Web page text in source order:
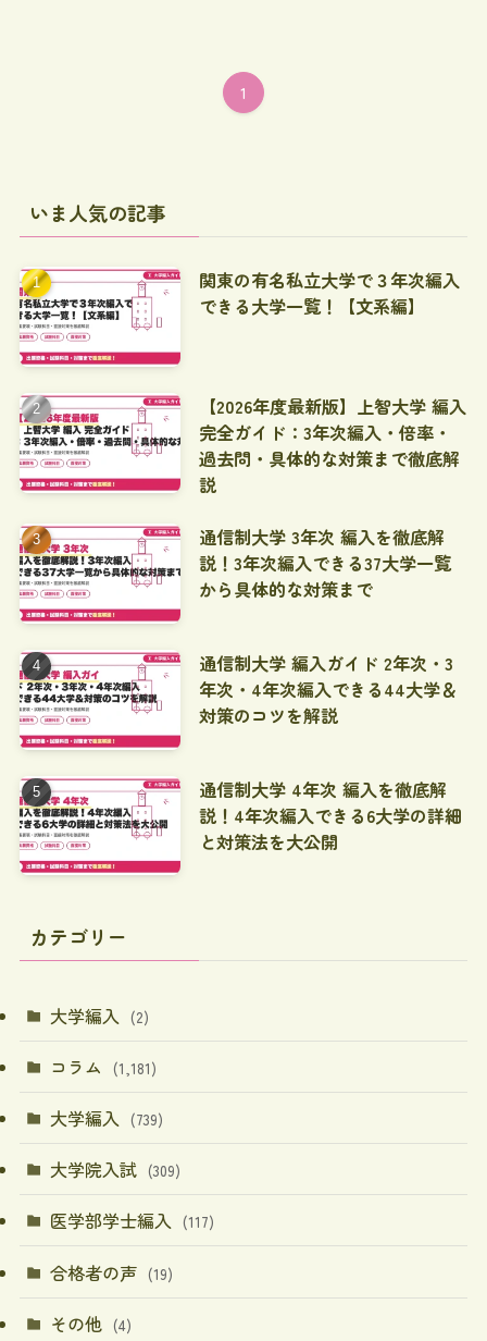
1
いま人気の記事
関東の有名私立大学で３年次編入
できる大学一覧！【文系編】
【2026年度最新版】上智大学 編入
完全ガイド：3年次編入・倍率・
過去問・具体的な対策まで徹底解
説
通信制大学 3年次 編入を徹底解
説！3年次編入できる37大学一覧
から具体的な対策まで
通信制大学 編入ガイド 2年次・3
年次・4年次編入できる44大学＆
対策のコツを解説
通信制大学 4年次 編入を徹底解
説！4年次編入できる6大学の詳細
と対策法を大公開
カテゴリー
大学編入 (2)
コラム (1,181)
大学編入 (739)
大学院入試 (309)
医学部学士編入 (117)
合格者の声 (19)
その他 (4)